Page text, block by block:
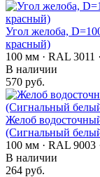
Угол желоба,
красный)
100 мм · RAL 3011
В наличии
570 руб.
Желоб
(Сигнальный
100 мм · RAL 9003
В наличии
264 руб.